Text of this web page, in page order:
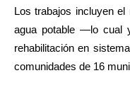
Los trabajos incluyen
agua potable —lo cual
rehabilitación en
comunidades de 16